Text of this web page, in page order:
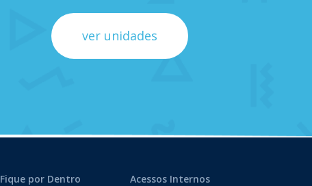
ver unidades
Fique por Dentro
Acessos Internos